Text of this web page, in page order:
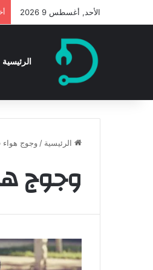
الأحد, أغسطس 9 2026
الرئيسية
الرئيسية / وجوج هواء
وجوج